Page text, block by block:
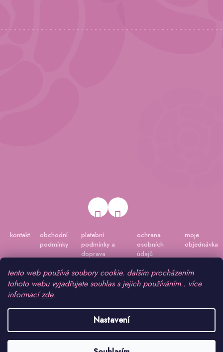
tento web používá soubory cookie. dalším procházením
tohoto webu vyjadřujete souhlas s jejich používáním.. více
informacízde.
Nastavení
kontakt
obchodní
podmínky
platební
podmínky a
doprava
ochrana
osobních
údajů
moje
objednávka
Připravil Shoptetnamiru.cz